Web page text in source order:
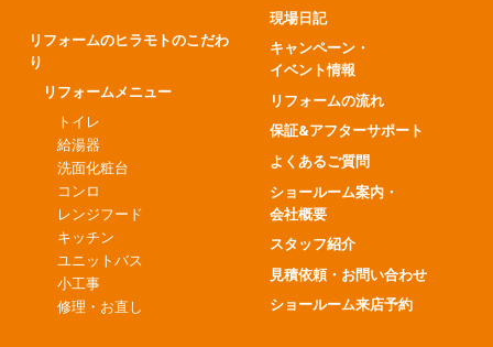
リフォームのヒラモトのこだわ
り
リフォームメニュー
トイレ
給湯器
洗面化粧台
コンロ
レンジフード
キッチン
ユニットバス
小工事
修理・お直し
現場日記
キャンペーン・
イベント情報
リフォームの流れ
保証&アフターサポート
よくあるご質問
ショールーム案内・
会社概要
スタッフ紹介
見積依頼・お問い合わせ
ショールーム来店予約